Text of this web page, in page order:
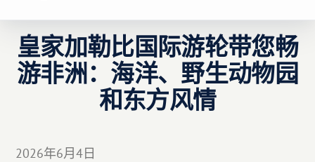
俱乐部
合作伙伴
皇家加勒比国际游轮带您畅
游非洲：海洋、野生动物园
和东方风情
2026年6月4日